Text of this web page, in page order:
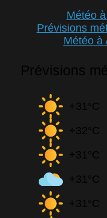
Météo
Prévisions
Météo à
Prévisions
+31°C
+32°C
+31°C
+31°C
+31°C